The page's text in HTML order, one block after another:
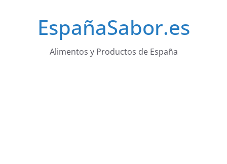
EspañaSabor.es
Alimentos y Productos de España